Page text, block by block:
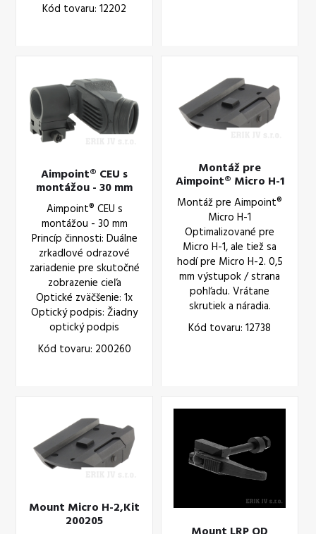
Kód tovaru: 12202
Aimpoint® CEU s
montážou - 30 mm
Aimpoint® CEU s
montážou - 30 mm
Princíp činnosti: Duálne
zrkadlové odrazové
zariadenie pre skutočné
zobrazenie cieľa
Optické zväčšenie: 1x
Optický podpis: Žiadny
optický podpis
Kód tovaru: 200260
Montáž pre
Aimpoint® Micro H-1
Montáž pre Aimpoint®
Micro H-1
Optimalizované pre
Micro H-1, ale tiež sa
hodí pre Micro H-2. 0,5
mm výstupok / strana
pohľadu. Vrátane
skrutiek a náradia.
Kód tovaru: 12738
Mount Micro H-2,Kit
200205